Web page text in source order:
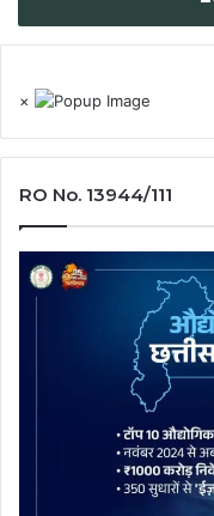
×
RO No. 13944/111